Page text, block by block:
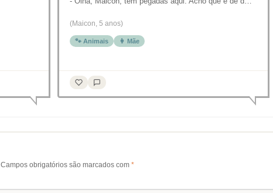
(Maicon, 5 anos)
🐾 Animais 👩 Mãe
Campos obrigatórios são marcados com *